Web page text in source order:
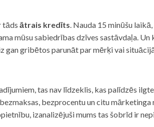
tāds ātrais kredīts. Nauda 15 minūšu
mūsu sabiedrības dzīves sastāvdaļa.
gan gribētos parunāt par mērķi vai
tas nav līdzeklis, kas palīdzēs
bezprocentu un citu
izanalizējuši mums tas šobrīd ir